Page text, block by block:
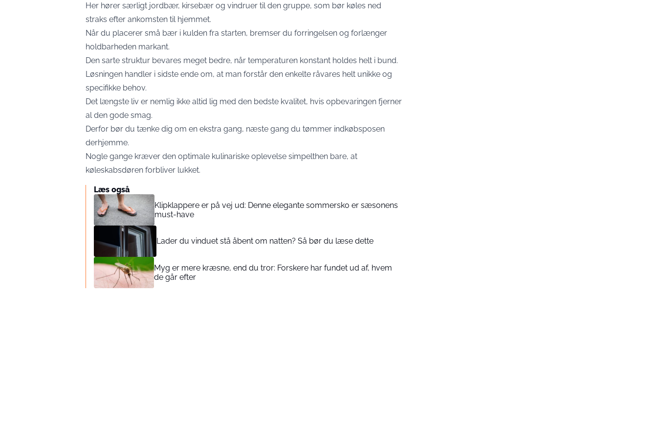
Her hører særligt jordbær, kirsebær og vindruer til den gruppe, som bør køles ned
straks efter ankomsten til hjemmet.
Når du placerer små bær i kulden fra starten, bremser du forringelsen og forlænger
holdbarheden markant.
Den sarte struktur bevares meget bedre, når temperaturen konstant holdes helt i bund.
Løsningen handler i sidste ende om, at man forstår den enkelte råvares helt unikke og
specifikke behov.
Det længste liv er nemlig ikke altid lig med den bedste kvalitet, hvis opbevaringen fjerner
al den gode smag.
Derfor bør du tænke dig om en ekstra gang, næste gang du tømmer indkøbsposen
derhjemme.
Nogle gange kræver den optimale kulinariske oplevelse simpelthen bare, at
køleskabsdøren forbliver lukket.
Læs også
Klipklappere er på vej ud: Denne elegante sommersko er sæsonens
must-have
Lader du vinduet stå åbent om natten? Så bør du læse dette
Myg er mere kræsne, end du tror: Forskere har fundet ud af, hvem
de går efter